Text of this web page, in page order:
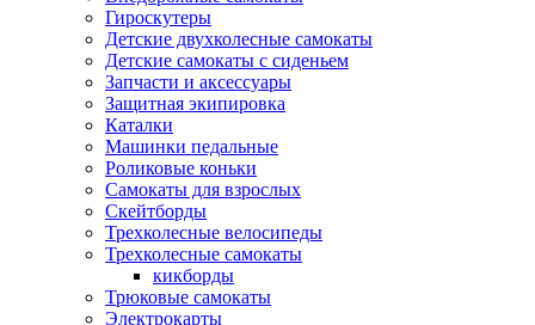
Гироскутеры
Детские двухколесные самокаты
Детские самокаты с сиденьем
Запчасти и аксессуары
Защитная экипировка
Каталки
Машинки педальные
Роликовые коньки
Самокаты для взрослых
Скейтборды
Трехколесные велосипеды
Трехколесные самокаты
кикборды
Трюковые самокаты
Электрокарты